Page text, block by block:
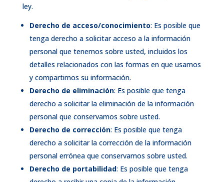
ley.
Derecho de acceso/conocimiento: Es posible que
tenga derecho a solicitar acceso a la información
personal que tenemos sobre usted, incluidos los
detalles relacionados con las formas en que usamos
y compartimos su información.
Derecho de eliminación: Es posible que tenga
derecho a solicitar la eliminación de la información
personal que conservamos sobre usted.
Derecho de corrección: Es posible que tenga
derecho a solicitar la corrección de la información
personal errónea que conservamos sobre usted.
Derecho de portabilidad: Es posible que tenga